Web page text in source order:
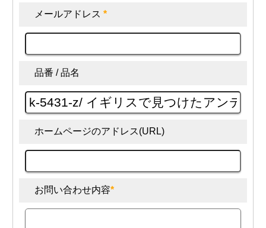
メールアドレス *
品番 / 品名
ホームページのアドレス(URL)
お問い合わせ内容*